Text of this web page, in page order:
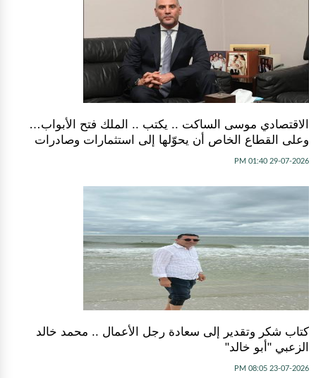
الاقتصادي موسى الساكت .. يكتب .. الملك فتح الأبواب…
وعلى القطاع الخاص أن يحوّلها إلى استثمارات وصادرات
29-07-2026 01:40 PM
كتاب شكر وتقدير إلى سعادة رجل الأعمال .. محمد خالد
الزعبي "أبو خالد"
23-07-2026 08:05 PM